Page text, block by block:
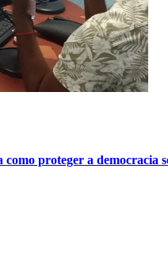
proteger a democracia